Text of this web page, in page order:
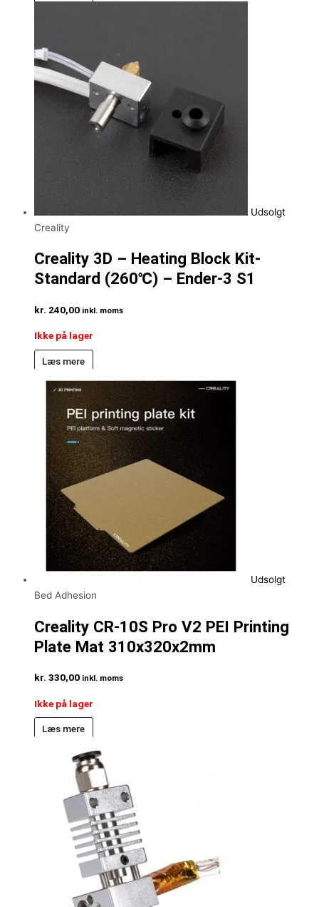
Udsolgt
Creality
Creality 3D – Heating Block Kit-
Standard (260℃) – Ender-3 S1
kr. 240,00 inkl. moms
Ikke på lager
Læs mere
Udsolgt
Bed Adhesion
Creality CR-10S Pro V2 PEI Printing
Plate Mat 310x320x2mm
kr. 330,00 inkl. moms
Ikke på lager
Læs mere